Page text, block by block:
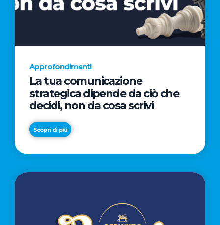
AL
CINEMA
NELLA
CAMPAGNA
REGISTA
PREMIO
OSCAR®
Approfondimenti
La tua comunicazione
strategica dipende da ciò che
decidi, non da cosa scrivi
Scopri di più